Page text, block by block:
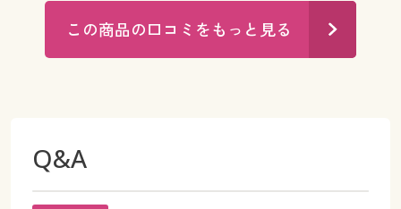
この商品の口コミをもっと見る
Q&A